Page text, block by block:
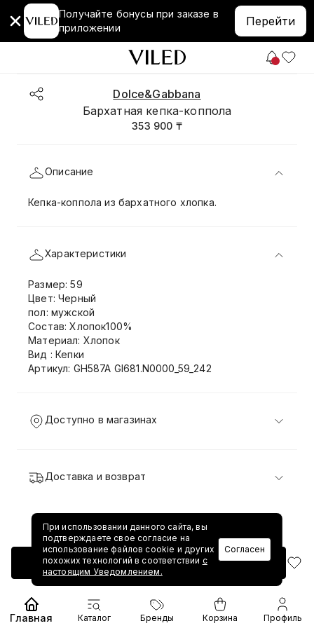
Получайте бонусы при заказе в
приложении
Перейти
Dolce&Gabbana
Бархатная кепка-коппола
353 900 ₸
Добавить в корзину
Описание
Кепка-коппола из бархатного хлопка.
Характеристики
Размер: 59
Цвет: Черный
пол: мужской
Состав: Хлопок100%
Материал: Хлопок
Вид : Кепки
Артикул: GH587A GI681.N0000_59_242
Доступно в магазинах
Доставка и возврат
При использовании данного сайта, вы
подтверждаете свое согласие на
использование файлов cookie и других
похожих технологий в соответствии с
настоящим Уведомлением.
Согласен
Главная Каталог Бренды Корзина Профиль